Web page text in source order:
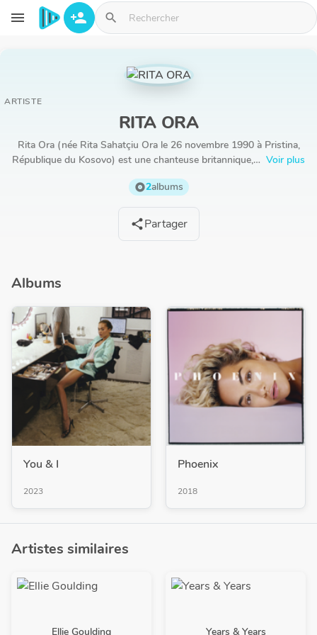
Aller au contenu principal
menu person_add search
ARTISTE
RITA ORA
Rita Ora (née Rita Sahatçiu Ora le 26 novembre 1990 à Pristina,
République du Kosovo) est une chanteuse britannique,… Voir plus
album2albums
sharePartager
Albums
You & I
2023
Phoenix
2018
Artistes similaires
Ellie Goulding Years & Years